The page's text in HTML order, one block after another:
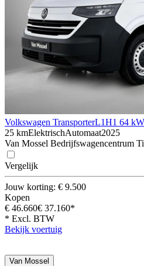
Volkswagen TransporterL1H1 64
25 kmElektrischAutomaat2025
Van Mossel Bedrijfswagencentrum
Vergelijk
Jouw korting: € 9.500
Kopen
€ 46.660€ 37.160*
* Excl. BTW
Bekijk voertuig
Van Mossel